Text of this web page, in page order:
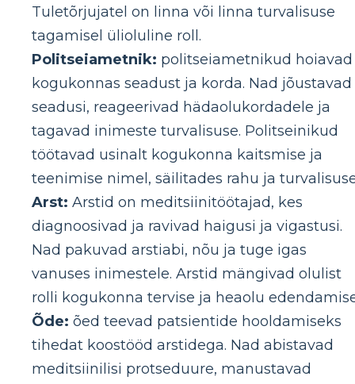
Tuletõrjujatel on linna või linna turvalisuse
tagamisel ülioluline roll.
Politseiametnik: politseiametnikud hoiavad
kogukonnas seadust ja korda. Nad jõustavad
seadusi, reageerivad hädaolukordadele ja
tagavad inimeste turvalisuse. Politseinikud
töötavad usinalt kogukonna kaitsmise ja
teenimise nimel, säilitades rahu ja
Arst: Arstid on meditsiinitöötajad, kes
diagnoosivad ja ravivad haigusi ja vigastusi.
Nad pakuvad arstiabi, nõu ja tuge igas
vanuses inimestele. Arstid mängivad olulist
rolli kogukonna tervise ja heaolu
Õde: õed teevad patsientide hooldamiseks
tihedat koostööd arstidega. Nad abistavad
meditsiinilisi protseduure, manustavad